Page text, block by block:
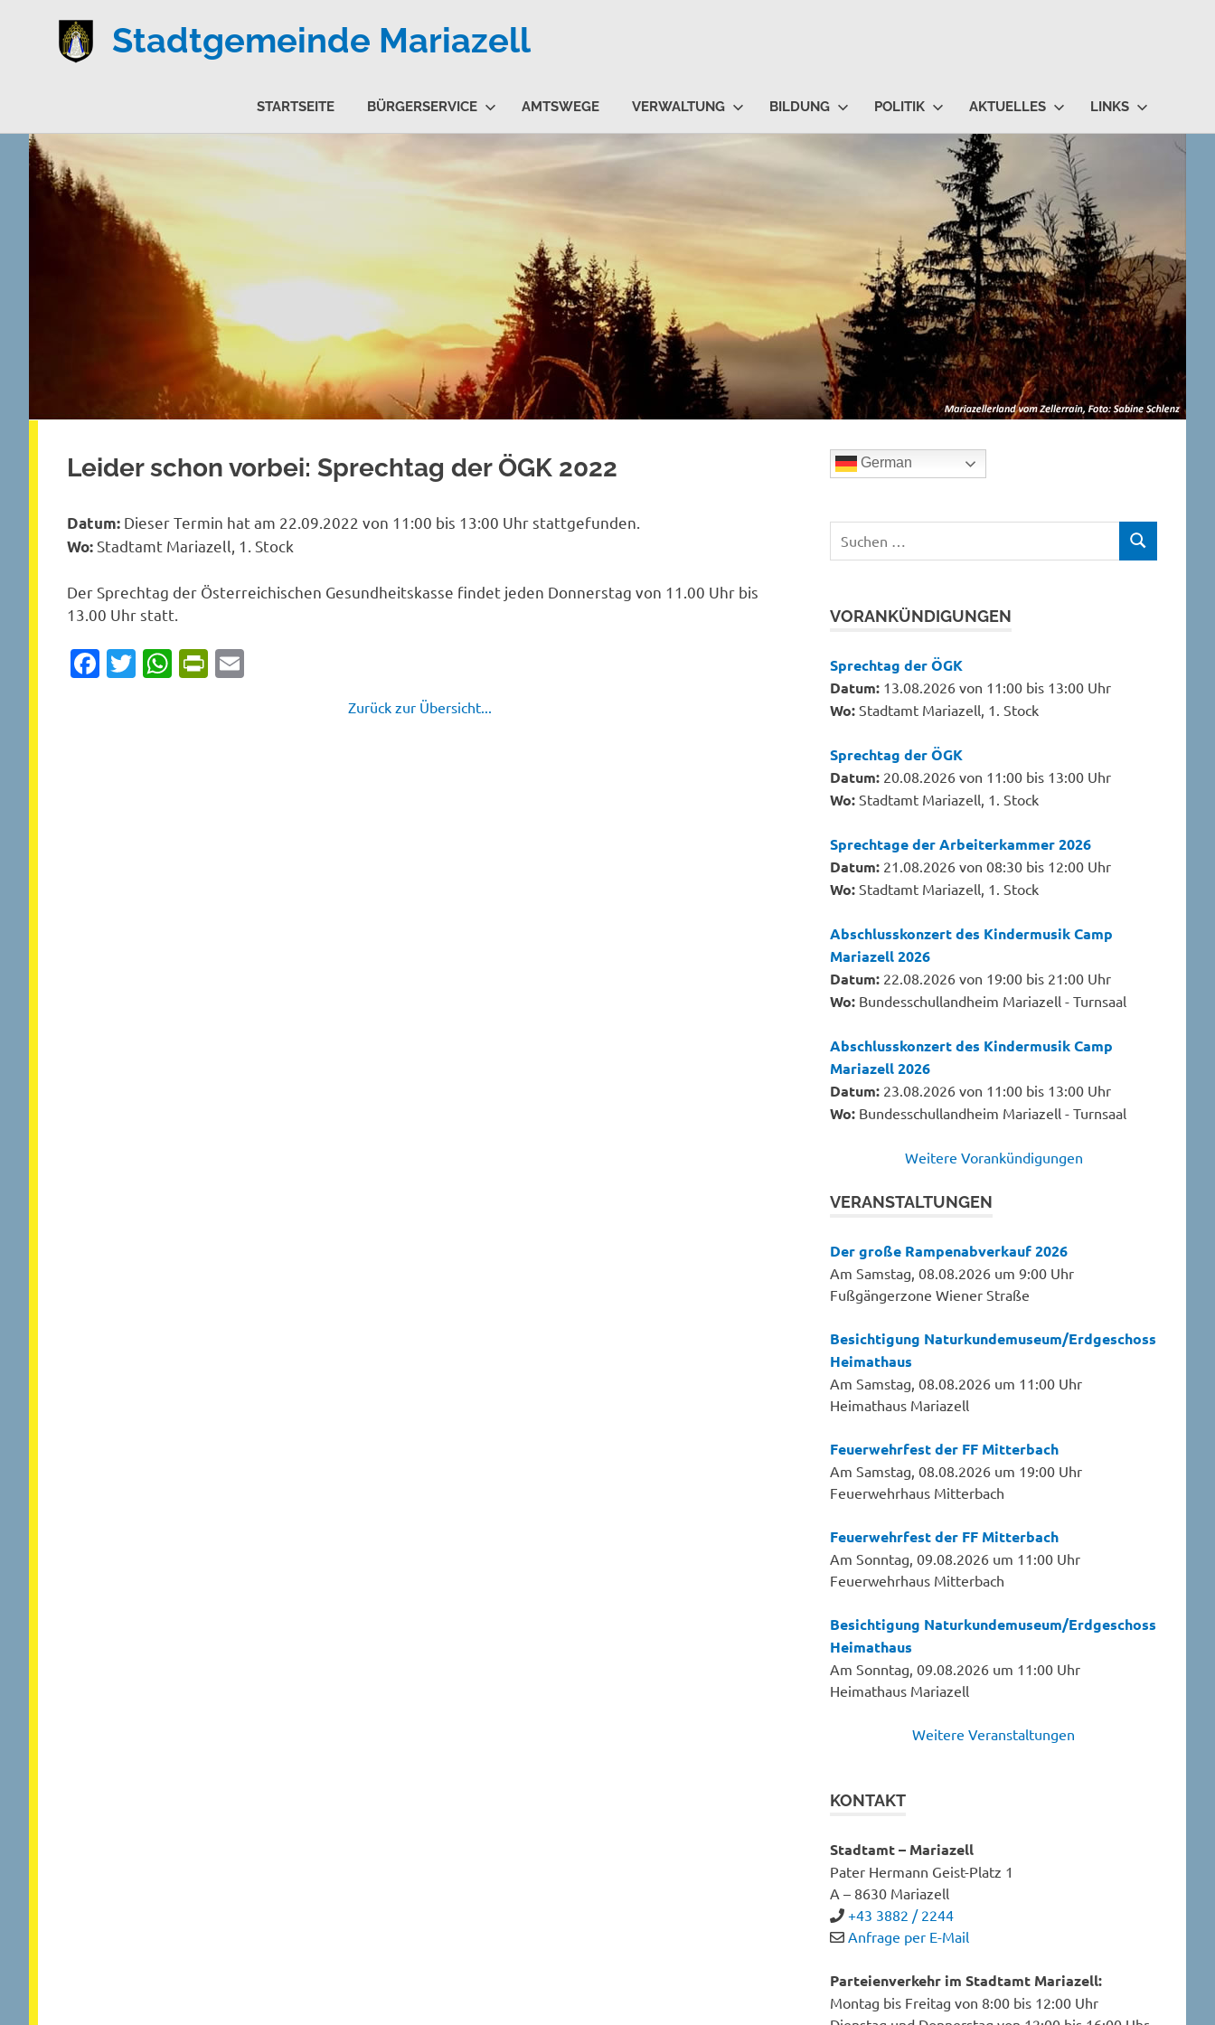
Inhalt
springen
Stadtgemeinde Mariazell
STARTSEITE BÜRGERSERVICE AMTSWEGE VERWALTUNG BILDUNG POLITIK AKTUELLES LINKS
Leider schon vorbei: Sprechtag der ÖGK 2022
Datum: Dieser Termin hat am 22.09.2022 von 11:00 bis 13:00 Uhr stattgefunden.
Wo: Stadtamt Mariazell, 1. Stock
Der Sprechtag der Österreichischen Gesundheitskasse findet jeden Donnerstag von 11.00 Uhr bis
13.00 Uhr statt.
Facebook
Twitter
WhatsApp
PrintFriendly
Zurück zur Übersicht...
German
Suchen
SUCHEN
VORANKÜNDIGUNGEN
Sprechtag der ÖGK
Datum: 13.08.2026 von 11:00 bis 13:00 Uhr
Wo: Stadtamt Mariazell, 1. Stock
Sprechtag der ÖGK
Datum: 20.08.2026 von 11:00 bis 13:00 Uhr
Wo: Stadtamt Mariazell, 1. Stock
Sprechtage der Arbeiterkammer 2026
Datum: 21.08.2026 von 08:30 bis 12:00 Uhr
Wo: Stadtamt Mariazell, 1. Stock
Abschlusskonzert des Kindermusik Camp
Mariazell 2026
Datum: 22.08.2026 von 19:00 bis 21:00 Uhr
Wo: Bundesschullandheim Mariazell - Turnsaal
Abschlusskonzert des Kindermusik Camp
Mariazell 2026
Datum: 23.08.2026 von 11:00 bis 13:00 Uhr
Wo: Bundesschullandheim Mariazell - Turnsaal
Weitere Vorankündigungen
VERANSTALTUNGEN
Der große Rampenabverkauf 2026
Am Samstag, 08.08.2026 um 9:00 Uhr
Fußgängerzone Wiener Straße
Besichtigung Naturkundemuseum/Erdgeschoss
Heimathaus
Am Samstag, 08.08.2026 um 11:00 Uhr
Heimathaus Mariazell
Feuerwehrfest der FF Mitterbach
Am Samstag, 08.08.2026 um 19:00 Uhr
Feuerwehrhaus Mitterbach
Feuerwehrfest der FF Mitterbach
Am Sonntag, 09.08.2026 um 11:00 Uhr
Feuerwehrhaus Mitterbach
Besichtigung Naturkundemuseum/Erdgeschoss
Heimathaus
Am Sonntag, 09.08.2026 um 11:00 Uhr
Heimathaus Mariazell
Weitere Veranstaltungen
KONTAKT
Stadtamt – Mariazell
Pater Hermann Geist-Platz 1
A – 8630 Mariazell
+43 3882 / 2244
Anfrage per E-Mail
Parteienverkehr im Stadtamt Mariazell:
Montag bis Freitag von 8:00 bis 12:00 Uhr